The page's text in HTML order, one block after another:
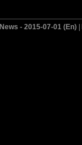
News - 2015-07-01 (En)